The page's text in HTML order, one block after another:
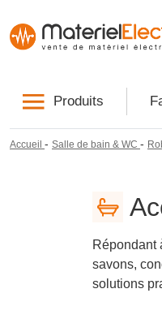
Produits
Accueil - Salle de bain & WC -
Répondant
savons,
solutions